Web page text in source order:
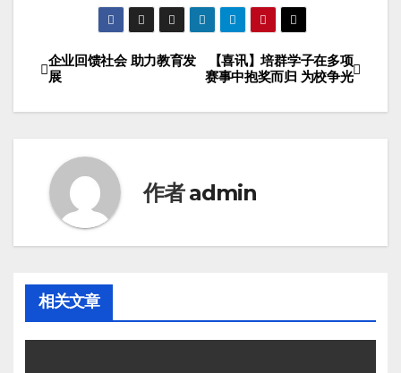
【喜讯】培群学子在多项
赛事中抱奖而归 为校争光
企业回馈社会 助力教育发
展
作者admin
相关文章